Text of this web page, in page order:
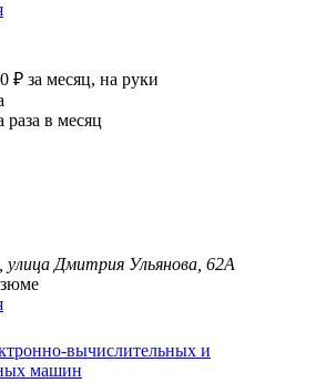
₽ за месяц, на руки
в месяц
улица Дмитрия Ульянова, 62А
вычислительных и
машин